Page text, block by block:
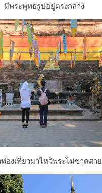
มีพระพุทธรูปอยู่ตรงกลาง
องเที่ยวมาไหว้พระไม่ขาดสาย